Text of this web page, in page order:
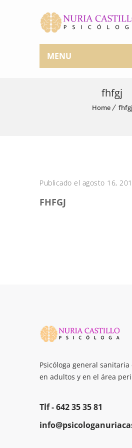
MENU
fhfgj
Home fhfgj
Publicado el agosto 16,
FHFGJ
Psicóloga general sanitaria
en adultos y en el área
Tlf -642 35 35 81